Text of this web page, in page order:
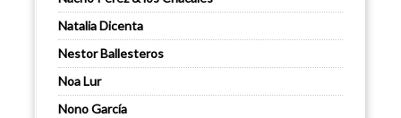
Natalia Dicenta
Nestor Ballesteros
Noa Lur
Nono García